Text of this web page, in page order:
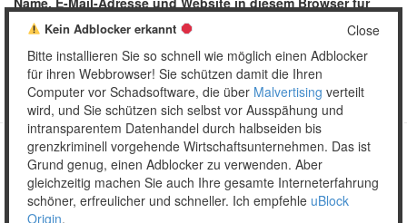
meinen nächsten Kommentar speichern.
Copyright © 2026 Unser täglich Spam.
MobileWordPress Theme by themehall.com
Close
Kein Adblocker erkannt
Bitte installieren Sie so schnell wie möglich einen Adblocker
für ihren Webbrowser! Sie schützen damit die Ihren
Computer vor Schadsoftware, die über Malvertising verteilt
wird, und Sie schützen sich selbst vor Ausspähung und
intransparentem Datenhandel durch halbseiden bis
grenzkriminell vorgehende Wirtschaftsunternehmen. Das ist
Grund genug, einen Adblocker zu verwenden. Aber
gleichzeitig machen Sie auch Ihre gesamte Interneterfahrung
schöner, erfreulicher und schneller. Ich empfehle uBlock
Origin.